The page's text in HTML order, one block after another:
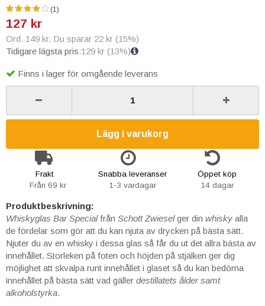
(1)
127 kr
Ord. 149 kr. Du sparar 22 kr (15%)
Tidigare lägsta pris:129 kr (13%)
Finns i lager för omgående leverans
Lägg i varukorg
Frakt
Från 69 kr
Snabba leveranser
1-3 vardagar
Öppet köp
14 dagar
Produktbeskrivning:
Whiskyglas Bar Specialfrån Schott Zwieselger din whisky alla
de fördelar som gör att du kan njuta av drycken på bästa sätt.
Njuter du av en whisky i dessa glas så får du ut det allra bästa av
innehållet. Storleken på foten och höjden på stjälken ger dig
möjlighet att skvalpa runt innehållet i glaset så du kan bedöma
innehållet på bästa sätt vad gäller destillatets ålder samt
alkoholstyrka.